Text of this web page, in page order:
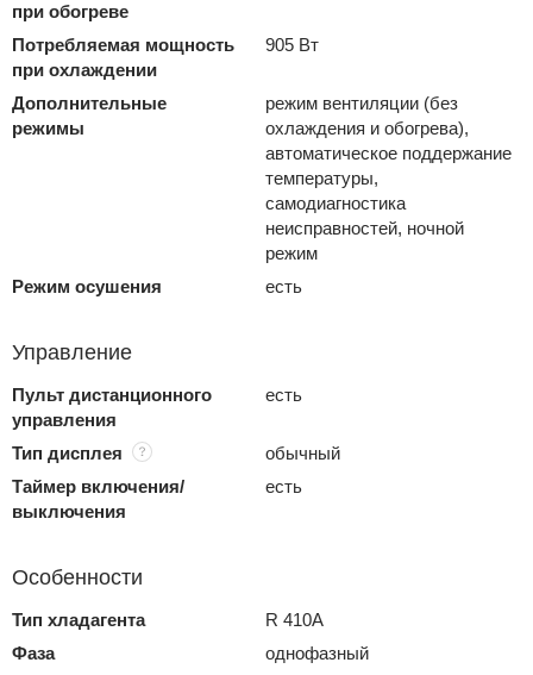
при обогреве
Потребляемая мощность
при охлаждении
905 Вт
Дополнительные
режимы
режим вентиляции (без
охлаждения и обогрева),
автоматическое поддержание
температуры,
самодиагностика
неисправностей, ночной
режим
Режим осушения
есть
Управление
Пульт дистанционного
управления
есть
Тип дисплея
обычный
Таймер включения/
выключения
есть
Особенности
Тип хладагента
R 410A
Фаза
однофазный